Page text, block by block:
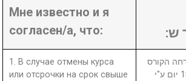
Мне известно и я
согласен/а, что:
ש:
1. В случае отмены курса
или отсрочки на срок свыше
הקורס
לתקופה העולה על 180 יום ע"י